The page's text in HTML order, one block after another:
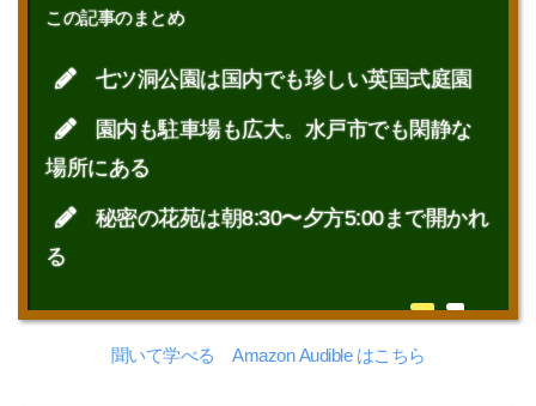
この記事のまとめ
七ツ洞公園は国内でも珍しい英国式庭園
園内も駐車場も広大。水戸市でも閑静な
場所にある
秘密の花苑は朝8:30〜夕方5:00まで開かれ
る
聞いて学べる Amazon Audible はこちら